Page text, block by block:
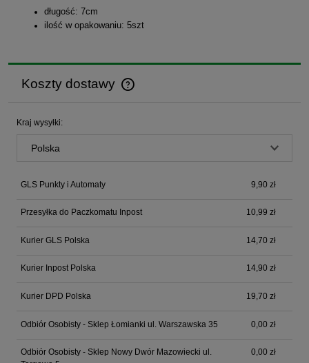
długość: 7cm
ilość w opakowaniu: 5szt
Koszty dostawy
Cena nie zawiera ewentualnych kosztów płatności
Kraj wysyłki:
GLS Punkty i Automaty 9,90 zł
Przesyłka do Paczkomatu Inpost 10,99 zł
Kurier GLS Polska 14,70 zł
Kurier Inpost Polska 14,90 zł
Kurier DPD Polska 19,70 zł
Odbiór Osobisty - Sklep Łomianki ul. Warszawska 35 0,00 zł
Odbiór Osobisty - Sklep Nowy Dwór Mazowiecki ul.
0,00 zł